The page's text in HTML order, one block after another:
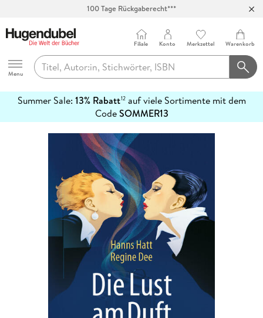
Abholung in über 100 Filialen
Hugendubel
Menu
Filiale Konto Merkzettel Warenkorb
Summer Sale: 13% Rabatt12auf viele Sortimente mit dem
CodeSOMMER13
erfahren